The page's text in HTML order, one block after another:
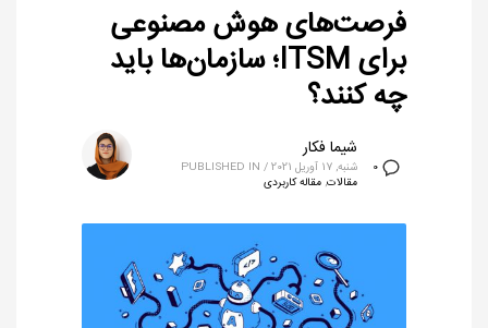
فرصت‌های هوش مصنوعی
برای ITSM؛ سازمان‌ها باید
چه کنند؟
0
شیما فکار
شنبه, 17 آوریل 2021 /
PUBLISHED IN
مقالات, مقاله کاربردی